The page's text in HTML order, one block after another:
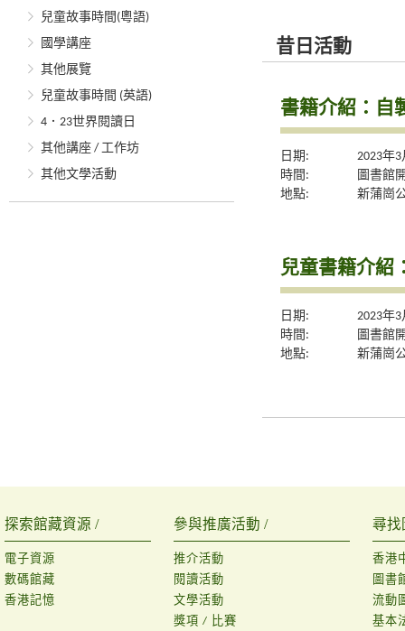
兒童故事時間(粵語)
國學講座
其他展覽
兒童故事時間 (英語)
4．23世界閱讀日
其他講座 / 工作坊
其他文學活動
昔日活動
書籍介紹：自
日期:
2023年
時間:
圖書館
地點:
新蒲崗
兒童書籍介紹
日期:
2023年
時間:
圖書館
地點:
新蒲崗
探索館藏資源 /
電子資源
數碼館藏
香港記憶
參與推廣活動 /
推介活動
閱讀活動
文學活動
獎項 / 比賽
尋找
香港
圖書
流動
基本